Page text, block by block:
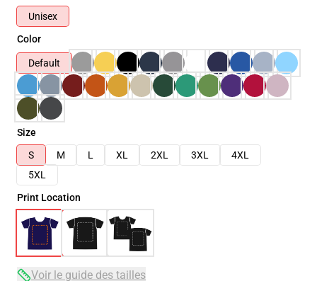
Unisex
Color
Default
Size
S
M L XL 2XL 3XL
4XL
5XL
Print Location
Voir le guide des tailles